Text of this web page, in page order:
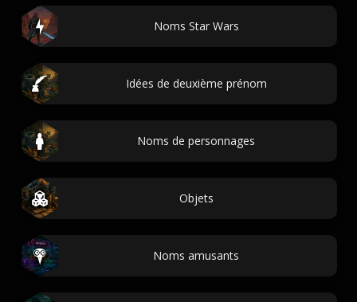
Noms Star Wars
Idées de deuxième prénom
Noms de personnages
Objets
Noms amusants